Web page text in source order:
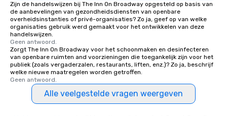
Zijn de handelswijzen bij The Inn On Broadway opgesteld op basis van
de aanbevelingen van gezondheidsdiensten van openbare
overheidsinstanties of privé-organisaties? Zo ja, geef op van welke
organisaties gebruik werd gemaakt voor het ontwikkelen van deze
handelswijzen.
Geen antwoord.
Zorgt The Inn On Broadway voor het schoonmaken en desinfecteren
van openbare ruimten and voorzieningen die toegankelijk zijn voor het
publiek (zoals vergaderzalen, restaurants, liften, enz.)? Zo ja, beschrijf
welke nieuwe maatregelen worden getroffen.
Geen antwoord.
Alle veelgestelde vragen weergeven